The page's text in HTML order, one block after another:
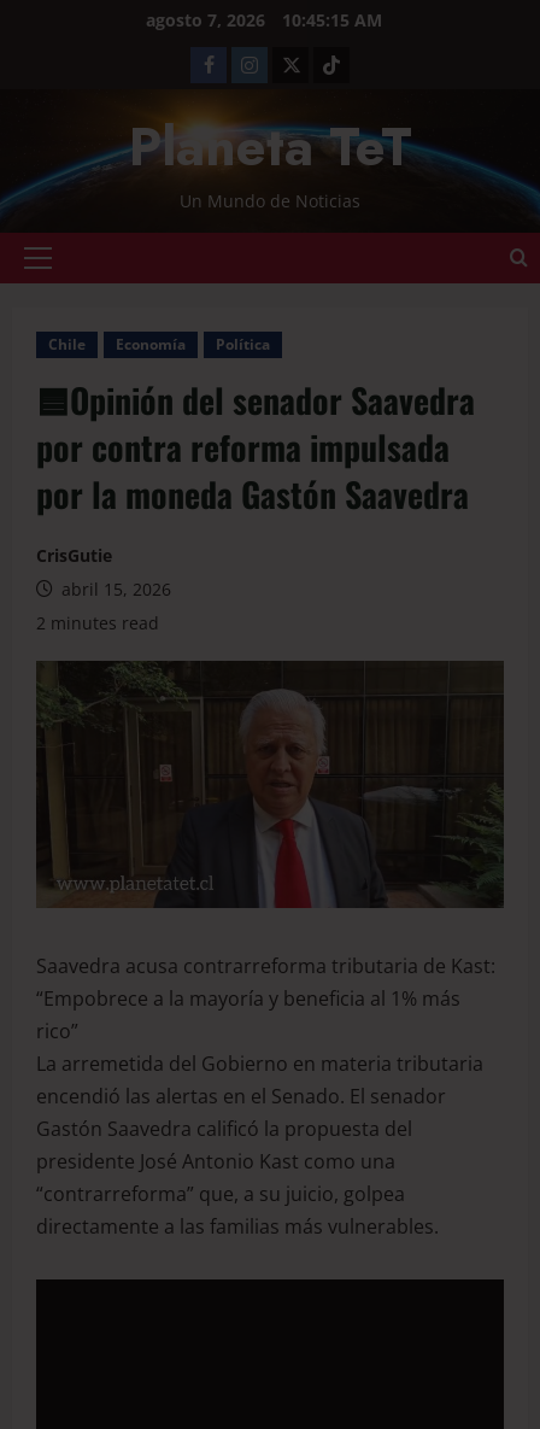
agosto 7, 2026 10:45:15 AM
Planeta TeT
Un Mundo de Noticias
Chile Economía Política
🟦Opinión del senador Saavedra
por contra reforma impulsada
por la moneda Gastón Saavedra
CrisGutie
abril 15, 2026
2 minutes read
Saavedra acusa contrarreforma tributaria de Kast:
“Empobrece a la mayoría y beneficia al 1% más
rico”
La arremetida del Gobierno en materia tributaria
encendió las alertas en el Senado. El senador
Gastón Saavedra calificó la propuesta del
presidente José Antonio Kast como una
“contrarreforma” que, a su juicio, golpea
directamente a las familias más vulnerables.